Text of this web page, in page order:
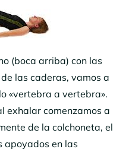
(boca arriba) con las
las caderas, vamos a
«vertebra a vertebra».
exhalar comenzamos a
de la colchoneta, el
apoyados en las